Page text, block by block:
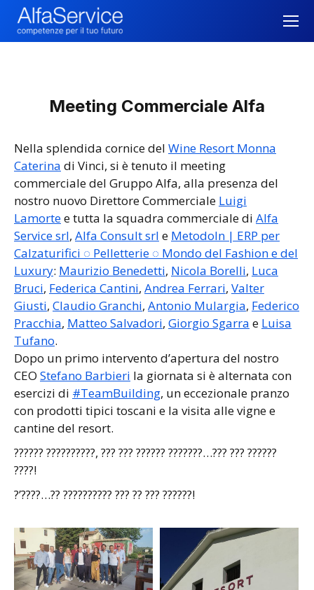
Meeting Commerciale Alfa
Nella splendida cornice del Wine Resort Monna
Caterina di Vinci, si è tenuto il meeting
commerciale del Gruppo Alfa, alla presenza del
nostro nuovo Direttore Commerciale Luigi
Lamortee tutta la squadra commerciale di Alfa
Service srl, Alfa Consult srl e MetodoIn | ERP per
Calzaturifici ◌ Pelletterie ◌ Mondo del Fashion e del
Luxury: Maurizio Benedetti, Nicola Borelli, Luca
Bruci, Federica Cantini, Andrea Ferrari, Valter
Giusti, Claudio Granchi, Antonio Mulargia, Federico
Pracchia, Matteo Salvadori, Giorgio Sgarra e Luisa
Tufano.
Dopo un primo intervento d’apertura del nostro
CEO Stefano Barbieri la giornata si è alternata con
esercizi di #TeamBuilding, un eccezionale pranzo
con prodotti tipici toscani e la visita alle vigne e
cantine del resort.
?????? ??????????, ??? ??? ?????? ???????…??? ??? ??????
????!
?’????…?? ?????????? ??? ?? ??? ??????!